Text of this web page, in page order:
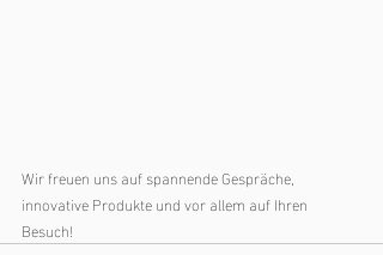
Wir freuen uns auf spannende Gespräche,
innovative Produkte und vor allem auf Ihren
Besuch!